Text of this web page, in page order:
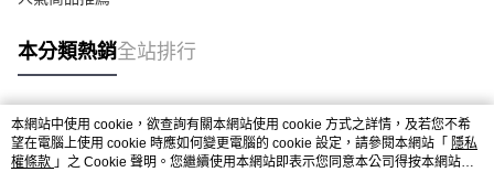
本分類熱銷全站排行
熱門標籤
本網站中使用 cookie，欲查詢有關本網站使用 cookie 方式之詳情，及若您不希
望在電腦上使用 cookie 時應如何變更電腦的 cookie 設定，請參閱本網站「 隱私
權條款 」之 Cookie 聲明。您繼續使用本網站即表示您同意本公司得按本網站使